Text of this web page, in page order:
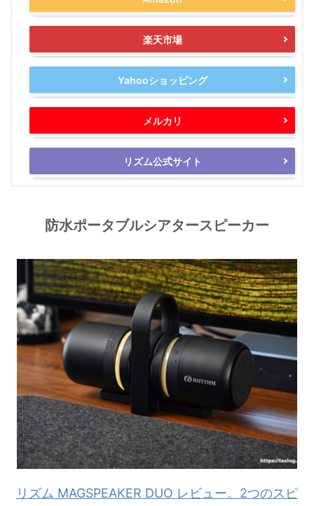
楽天市場
Yahooショッピング
メルカリ
リズム公式サイト
防水ポータブルシアタースピーカー
リズム MAGSPEAKER DUO レビュー。2つのスピ